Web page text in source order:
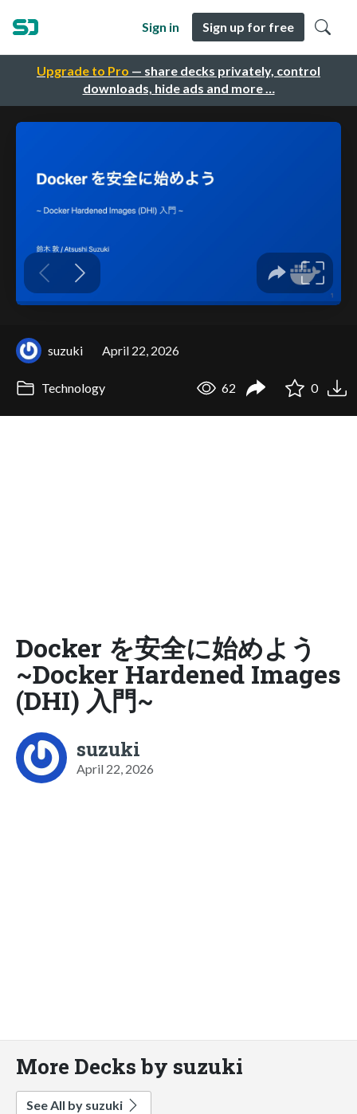
Upgrade to Pro — share decks privately, control
downloads, hide ads and more …
Sign in Sign up for free
suzuki April 22, 2026
Technology 62 0
Docker を安全に始めよう
~Docker Hardened Images
(DHI) 入門~
suzuki
April 22, 2026
More Decks by suzuki
See All by suzuki